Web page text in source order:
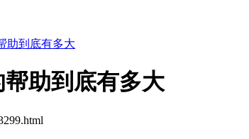
助到底有多大
助到底有多大